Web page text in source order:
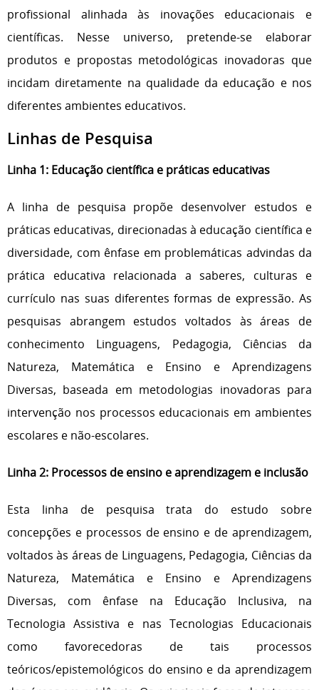
profissional alinhada às inovações educacionais e
científicas. Nesse universo, pretende-se elaborar
produtos e propostas metodológicas inovadoras que
incidam diretamente na qualidade da educação e nos
diferentes ambientes educativos.
Linhas de Pesquisa
Linha 1: Educação científica e práticas educativas
A linha de pesquisa propõe desenvolver estudos e
práticas educativas, direcionadas à educação científica e
diversidade, com ênfase em problemáticas advindas da
prática educativa relacionada a saberes, culturas e
currículo nas suas diferentes formas de expressão. As
pesquisas abrangem estudos voltados às áreas de
conhecimento Linguagens, Pedagogia, Ciências da
Natureza, Matemática e Ensino e Aprendizagens
Diversas, baseada em metodologias inovadoras para
intervenção nos processos educacionais em ambientes
escolares e não-escolares.
Linha 2: Processos de ensino e aprendizagem e inclusão
Esta linha de pesquisa trata do estudo sobre
concepções e processos de ensino e de aprendizagem,
voltados às áreas de Linguagens, Pedagogia, Ciências da
Natureza, Matemática e Ensino e Aprendizagens
Diversas, com ênfase na Educação Inclusiva, na
Tecnologia Assistiva e nas Tecnologias Educacionais
como favorecedoras de tais processos
teóricos/epistemológicos do ensino e da aprendizagem